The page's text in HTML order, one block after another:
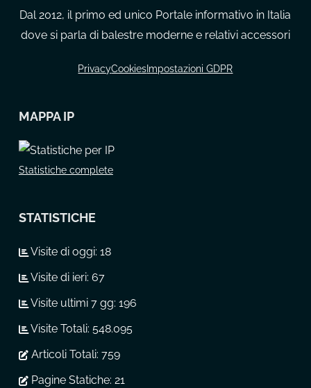
Dal 2012, il primo ed unico Portale informativo in Italia
dove si parla di balestre moderne e relativi accessori
PrivacyCookies Impostazioni GDPR
MAPPA IP
Statistiche complete
STATISTICHE
Visite di oggi: 18
Visite di ieri: 67
Visite ultimi 7 gg: 196
Visite Totali: 548.095
Articoli Totali: 759
Pagine Statiche: 21